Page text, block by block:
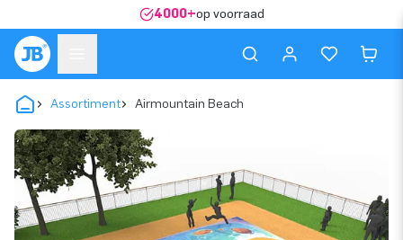
4000+op voorraad
Assortiment Airmountain Beach